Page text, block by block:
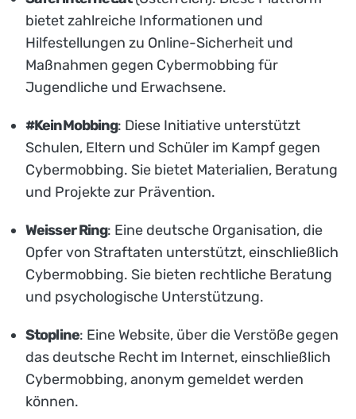
bietet zahlreiche Informationen und
Hilfestellungen zu Online-Sicherheit und
Maßnahmen gegen Cybermobbing für
Jugendliche und Erwachsene.
#KeinMobbing: Diese Initiative unterstützt
Schulen, Eltern und Schüler im Kampf gegen
Cybermobbing. Sie bietet Materialien, Beratung
und Projekte zur Prävention.
Weisser Ring: Eine deutsche Organisation, die
Opfer von Straftaten unterstützt, einschließlich
Cybermobbing. Sie bieten rechtliche Beratung
und psychologische Unterstützung.
Stopline: Eine Website, über die Verstöße gegen
das deutsche Recht im Internet, einschließlich
Cybermobbing, anonym gemeldet werden
können.